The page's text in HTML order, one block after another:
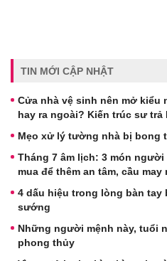
TIN MỚI CẬP NHẬT
Cửa nhà vệ sinh nên mở kiểu
hay ra ngoài? Kiến trúc sư trả
Mẹo xử lý tường nhà bị bong
Tháng 7 âm lịch: 3 món
mua để thêm an tâm, cầu may
4 dấu hiệu trong lòng bàn tay
sướng
Những người mệnh này, tuổi
phong thủy